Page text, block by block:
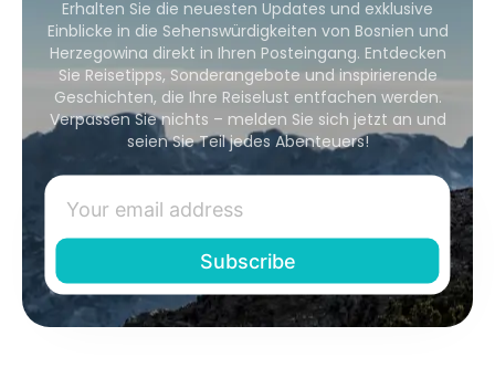
Erhalten Sie die neuesten Updates und exklusive
Einblicke in die Sehenswürdigkeiten von Bosnien und
Herzegowina direkt in Ihren Posteingang. Entdecken
Sie Reisetipps, Sonderangebote und inspirierende
Geschichten, die Ihre Reiselust entfachen werden.
Verpassen Sie nichts – melden Sie sich jetzt an und
seien Sie Teil jedes Abenteuers!